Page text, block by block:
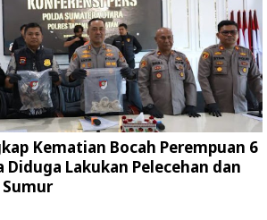
Kematian Bocah Perempuan 6
Diduga Lakukan Pelecehan dan